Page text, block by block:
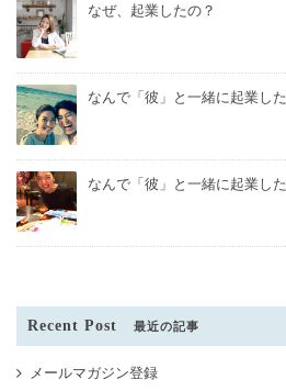
なぜ、起業したの？
なんで「彼」と一緒に起業した
なんで「彼」と一緒に起業した
Recent Post 最近の記事
メールマガジン登録